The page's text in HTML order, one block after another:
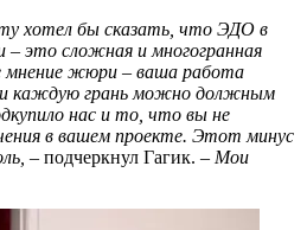
хотел бы сказать, что ЭДО в
– это сложная и многогранная
жюри – ваша работа
каждую грань можно должным
нас и то, что вы не
в вашем проекте. Этот минус
ь, – подчеркнул Гагик. – Мои